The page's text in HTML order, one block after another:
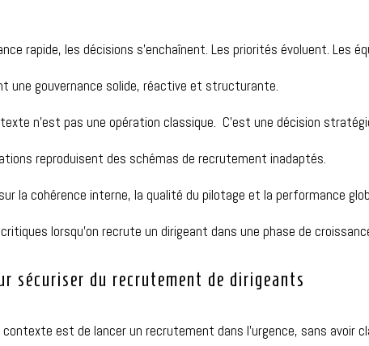
rapide, les décisions s’enchaînent. Les priorités évoluent. Les
une gouvernance solide, réactive et structurante.
n’est pas une opération classique.C’est une décision
reproduisent des schémas de recrutement inadaptés.
la cohérence interne, la qualité du pilotage et la performance
lorsqu’on recrute un dirigeant dans une phase de
sécuriser du recrutement de dirigeants
contexte est de lancer un recrutement dans l’urgence, sans avoir